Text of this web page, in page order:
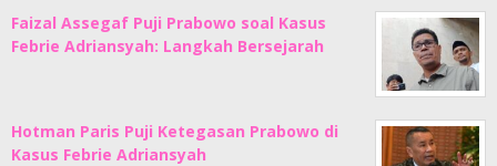
Faizal Assegaf Puji Prabowo soal Kasus
Febrie Adriansyah: Langkah Bersejarah
Hotman Paris Puji Ketegasan Prabowo di
Kasus Febrie Adriansyah